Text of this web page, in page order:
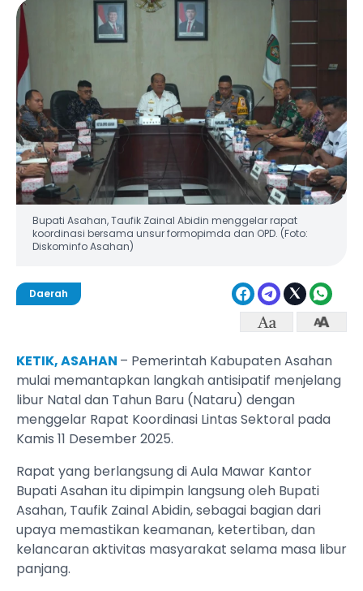
Bupati Asahan, Taufik Zainal Abidin menggelar rapat
koordinasi bersama unsur formopimda dan OPD. (Foto:
Diskominfo Asahan)
Daerah
KETIK, ASAHAN – Pemerintah Kabupaten Asahan
mulai memantapkan langkah antisipatif menjelang
libur Natal dan Tahun Baru (Nataru) dengan
menggelar Rapat Koordinasi Lintas Sektoral pada
Kamis 11 Desember 2025.
Rapat yang berlangsung di Aula Mawar Kantor
Bupati Asahan itu dipimpin langsung oleh Bupati
Asahan, Taufik Zainal Abidin, sebagai bagian dari
upaya memastikan keamanan, ketertiban, dan
kelancaran aktivitas masyarakat selama masa libur
panjang.